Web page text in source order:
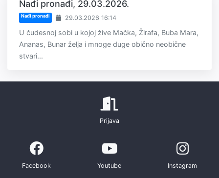
Nađi pronađi, 29.03.2026.
Nađi pronađi 29.03.2026 16:14
U čudesnoj sobi u kojoj žive Mačka, Žirafa, Buba Mara,
Ananas, Bunar želja i mnoge duge obično neobične
stvari...
Prijava
Facebook Youtube Instagram